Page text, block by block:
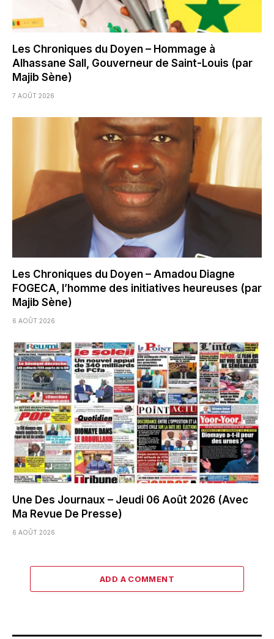
Les Chroniques du Doyen – Hommage à
Alhassane Sall, Gouverneur de Saint-Louis (par
Majib Sène)
7 AOÛT 2026
Les Chroniques du Doyen – Amadou Diagne
FOGECA, l’homme des initiatives heureuses (par
Majib Sène)
6 AOÛT 2026
Une Des Journaux – Jeudi 06 Août 2026 (Avec
Ma Revue De Presse)
6 AOÛT 2026
ADD A COMMENT